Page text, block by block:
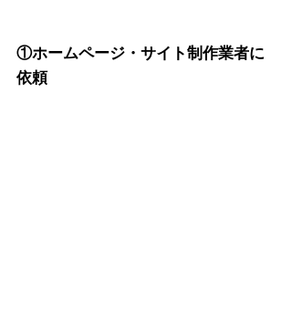
①ホームページ・サイト制作業者に
依頼